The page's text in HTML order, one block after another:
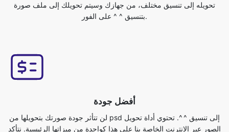
لن تتأثر جودة صورتك بتحويلها من psd إلى تنسيق ^ ^. تحتوي أداة تحويل
من أن ملفاتنا المحولة هي من أعلى مستويات الجودة. عبر الإنترنت مجانًا
استخدام ميزة تحويل الصور من%٪ إلى ^ ^ مجانًا، ما عليك سوى تحميل
الملف الأصلي وسيتم تحويل ملف صورة بتنسيق ^ ^.